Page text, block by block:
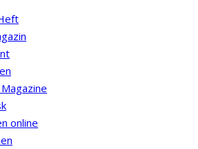
online